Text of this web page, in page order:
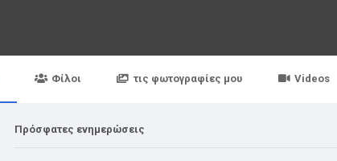
Φίλοι τις φωτογραφίες μου Videos
Πρόσφατες ενημερώσεις